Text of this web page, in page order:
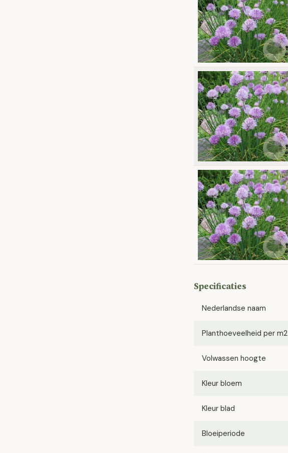
Specificaties
Nederlandse naam
Planthoeveelheid per m2
Volwassen hoogte
Kleur bloem
Kleur blad
Bloeiperiode